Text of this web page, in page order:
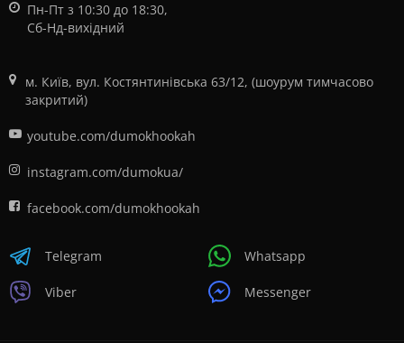
Пн-Пт з 10:30 до 18:30,
Сб-Нд-вихідний
м. Київ, вул. Костянтинівська 63/12, (шоурум тимчасово
закритий)
youtube.com/dumokhookah
instagram.com/dumokua/
facebook.com/dumokhookah
Telegram
Viber
Whatsapp
Messenger